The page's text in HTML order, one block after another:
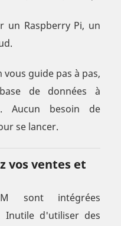
un Raspberry Pi, un
guide pas à pas,
de données à
Aucun besoin de
se lancer.
vos ventes et
sont intégrées
Inutile d'utiliser des